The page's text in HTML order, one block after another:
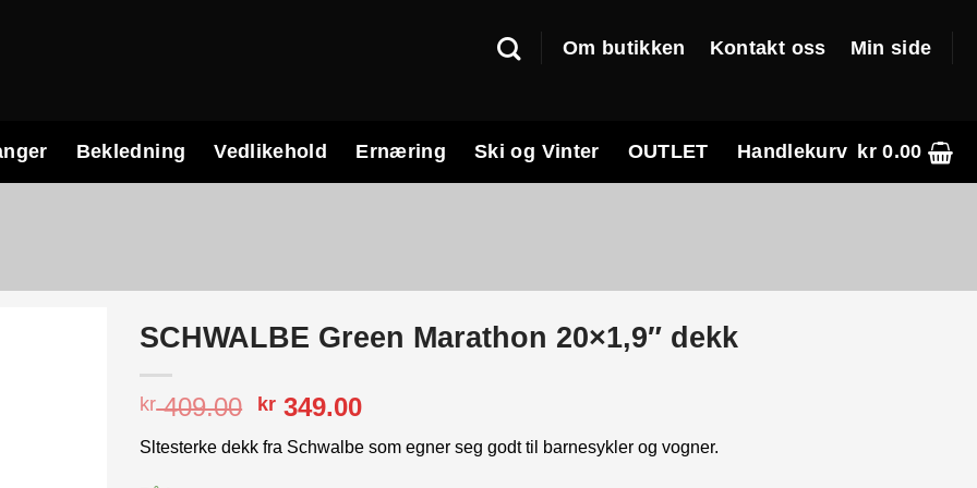
Om butikken Kontakt oss Min side
Bekledning Vedlikehold Ernæring Ski og Vinter OUTLET Handlekurv kr0.00
SCHWALBE Green Marathon 20×1,9″ dekk
kr409.00 Opprinnelig
var:
kr 349.00Nåværende
er:
Sltesterke dekk fra Schwalbe som egner seg godt til barnesykler og vogner.